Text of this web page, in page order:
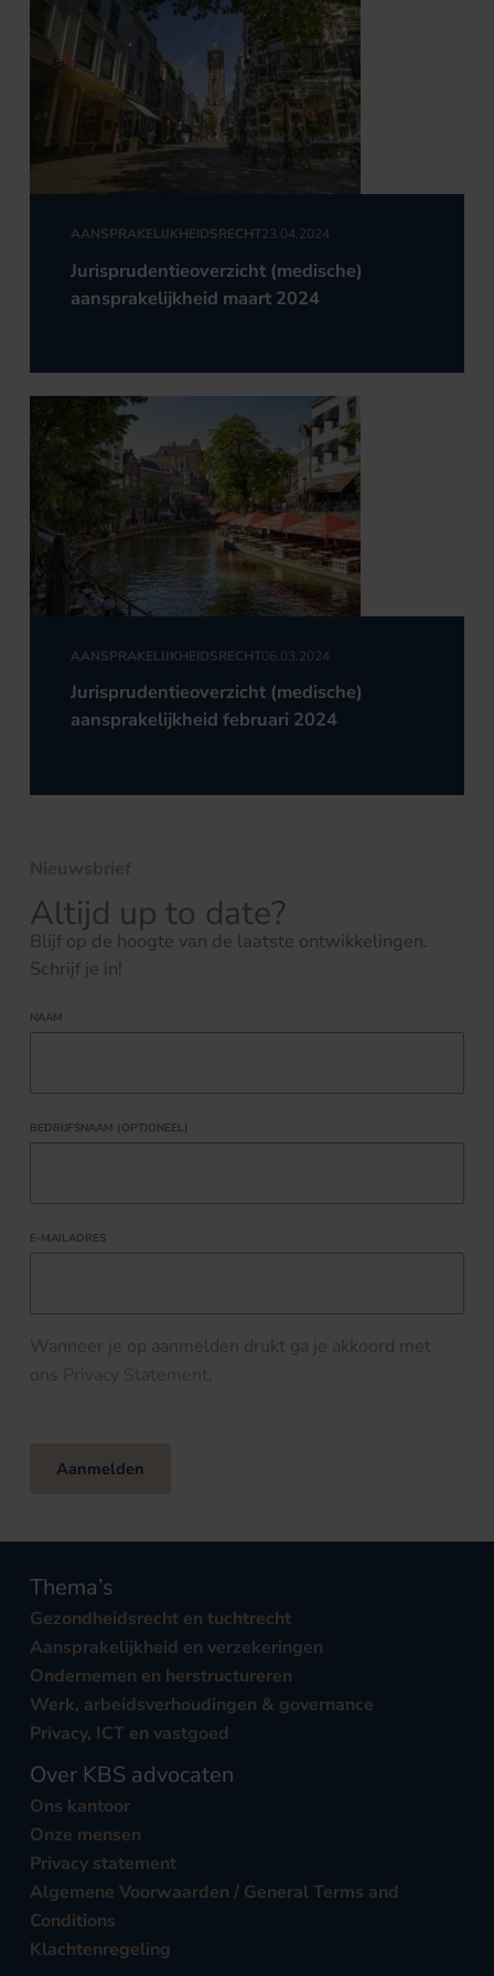
AANSPRAKELIJKHEIDSRECHT23.04.2024
Jurisprudentieoverzicht (medische)
aansprakelijkheid maart 2024
AANSPRAKELIJKHEIDSRECHT06.03.2024
Jurisprudentieoverzicht (medische)
aansprakelijkheid februari 2024
Nieuwsbrief
Altijd up to date?
Blijf op de hoogte van de laatste ontwikkelingen.
Schrijf je in!
NAAM
BEDRIJFSNAAM (OPTIONEEL)
E-MAILADRES
Wanneer je op aanmelden drukt ga je akkoord met
ons Privacy Statement.
Aanmelden
Thema’s
Gezondheidsrecht en tuchtrecht
Aansprakelijkheid en verzekeringen
Ondernemen en herstructureren
Werk, arbeidsverhoudingen & governance
Privacy, ICT en vastgoed
Over KBS advocaten
Ons kantoor
Onze mensen
Privacy statement
Algemene Voorwaarden / General Terms and
Conditions
Klachtenregeling